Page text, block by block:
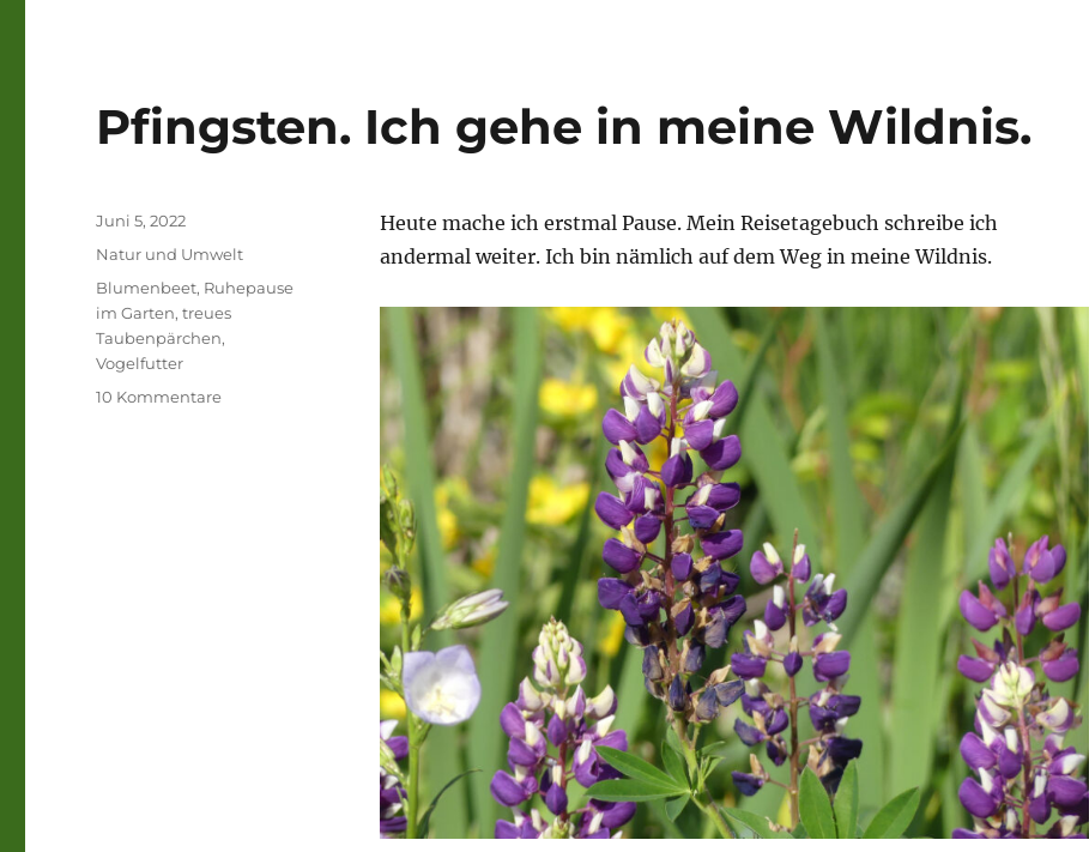
Pfingsten. Ich gehe in meine Wildnis.
Heute mache ich erstmal Pause. Mein Reisetagebuch schreibe ich
andermal weiter. Ich bin nämlich auf dem Weg in meine Wildnis.
Veröffentlicht
am
Juni 5, 2022
Kategorien
Natur und Umwelt
Schlagwörter
Blumenbeet, Ruhepause
im Garten,treues
Taubenpärchen,
Vogelfutter
10 Kommentarezu